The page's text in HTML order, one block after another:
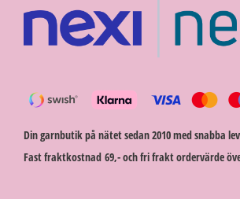
Din garnbutik på nätet sedan 2010 med snabba
Fast fraktkostnad 69,- och fri frakt ordervärde